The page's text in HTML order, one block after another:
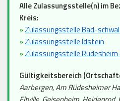
Alle Zulassungsstelle(n) im
Kreis:
»Zulassungsstelle Bad-
»Zulassungsstelle Idstein
»Zulassungsstelle
Gültigkeitsbereich
Aarbergen, Am Rüdesheimer